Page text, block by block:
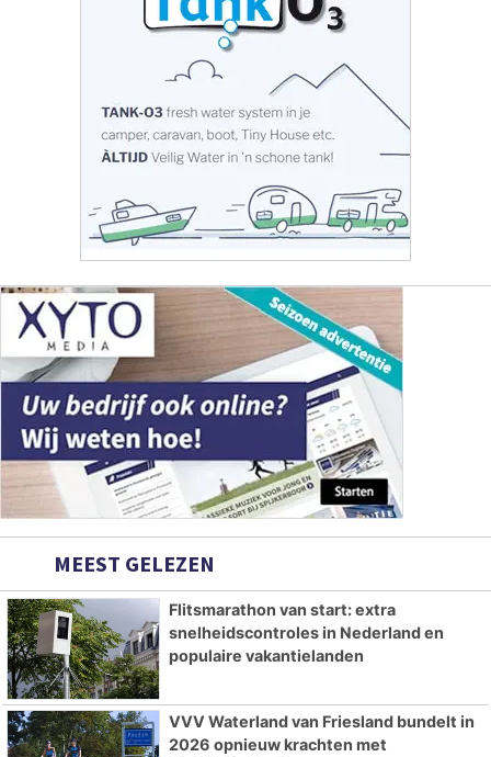
MEEST GELEZEN
Flitsmarathon van start: extra
snelheidscontroles in Nederland en
populaire vakantielanden
VVV Waterland van Friesland bundelt in
2026 opnieuw krachten met